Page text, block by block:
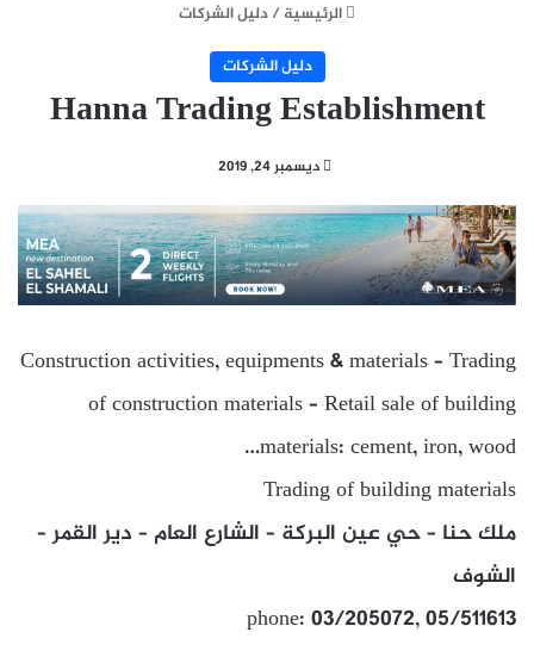
الرئيسية/دليل الشركات
دليل الشركات
Hanna Trading Establishment
ديسمبر 24, 2019
Construction activities, equipments & materials – Trading
of construction materials – Retail sale of building
materials: cement, iron, wood…
Trading of building materials
ملك حنا – حي عين البركة – الشارع العام – دير القمر –
الشوف
phone: 03/205072, 05/511613